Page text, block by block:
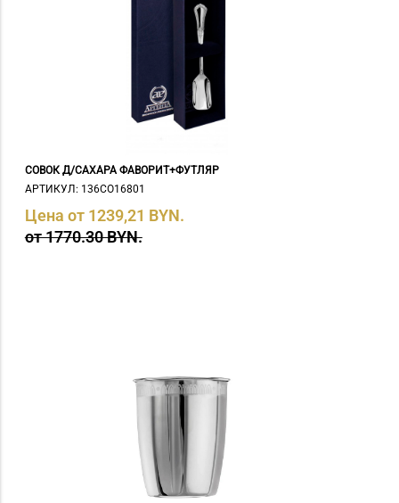
СОВОК Д/САХАРА ФАВОРИТ+ФУТЛЯР
АРТИКУЛ: 136СО16801
Цена от 1239,21 BYN.
от 1770.30 BYN.